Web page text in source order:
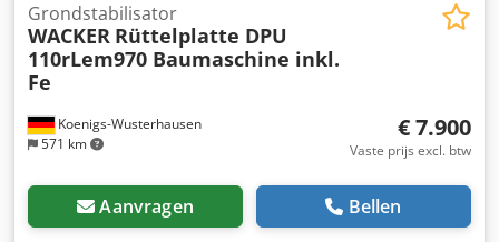
Koenigs-Wusterhausen
571 km
Grondstabilisator
WACKER Rüttelplatte DPU
110rLem970 Baumaschine inkl.
Fe
€ 7.900
Vaste prijs excl. btw
Aanvragen Bellen